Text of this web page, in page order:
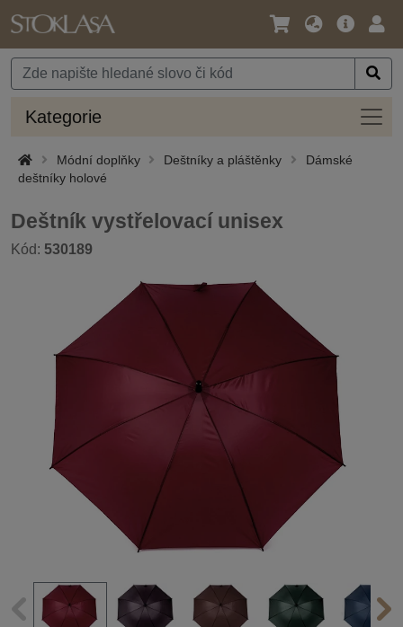
Jazyk
Měna
Hlavní
Kategorie
Módní doplňky Deštníky a pláštěnky
Dámské
deštníky holové
Deštník vystřelovací unisex
Kód: 530189